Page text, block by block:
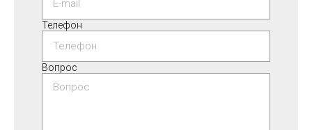
Телефон
Вопрос